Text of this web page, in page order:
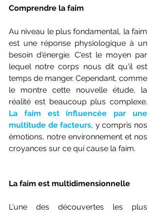
Comprendre la faim
Au niveau le plus fondamental, la faim
est une réponse physiologique à un
besoin d'énergie. C'est le moyen par
lequel notre corps nous dit qu'il est
temps de manger. Cependant, comme
le montre cette nouvelle étude, la
La faim est influencée par une
multitude de facteurs, y compris nos
émotions, notre environnement et nos
croyances sur ce qui cause la faim.
La faim est multidimensionnelle
L'une des découvertes les plus